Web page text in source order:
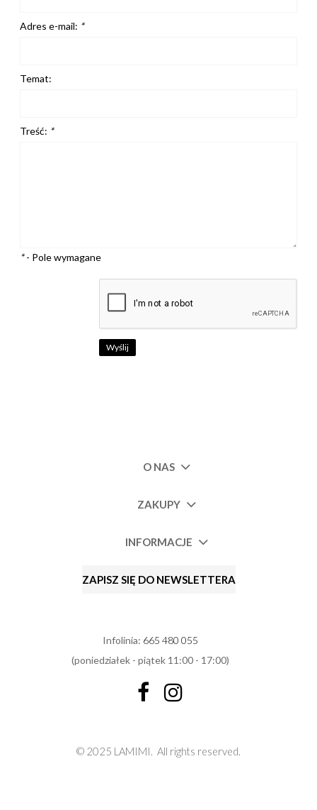
Adres e-mail: *
Temat:
Treść: *
*- Pole wymagane
Wyślij
O NAS
ZAKUPY
INFORMACJE
ZAPISZ SIĘ DO NEWSLETTERA
Infolinia: 665 480 055
(poniedziałek - piątek 11:00 - 17:00)
© 2025 LAMIMI. All rights reserved.